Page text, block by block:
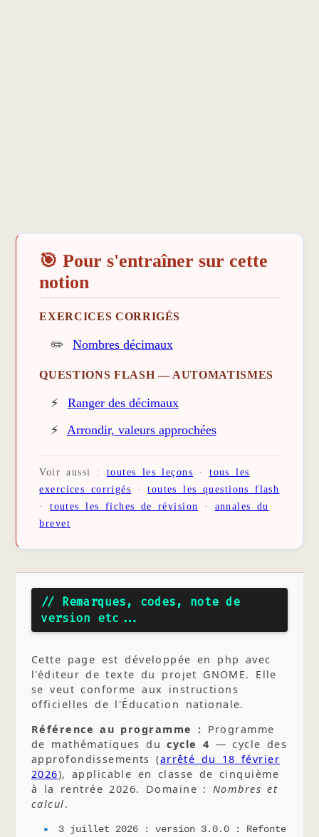
🎯 Pour s'entraîner sur cette
notion
EXERCICES CORRIGÉS
✏️ Nombres décimaux
QUESTIONS FLASH — AUTOMATISMES
⚡
Ranger des décimaux
⚡ Arrondir, valeurs approchées
Voir aussi : toutes les leçons ·tous les
exercices corrigés ·toutes les questions flash
·toutes les fiches de révision · annales du
brevet
// Remarques, codes, note de
version etc...
Cette page est développée en php avec
l'éditeur de texte du projet GNOME. Elle
se veut conforme aux instructions
officielles de l'Éducation nationale.
Référence au programme : Programme
de mathématiques ducycle 4 — cycle des
approfondissements (arrêté du 18 février
2026), applicable en classe de cinquième
à la rentrée 2026. Domaine :Nombres et
calcul.
3 juillet 2026 : version 3.0.0 : Refonte